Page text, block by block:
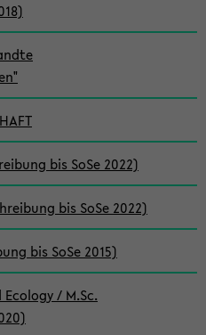
bis SoSe 2022)
bis SoSe 2022)
bis SoSe 2015)
/ M.Sc.